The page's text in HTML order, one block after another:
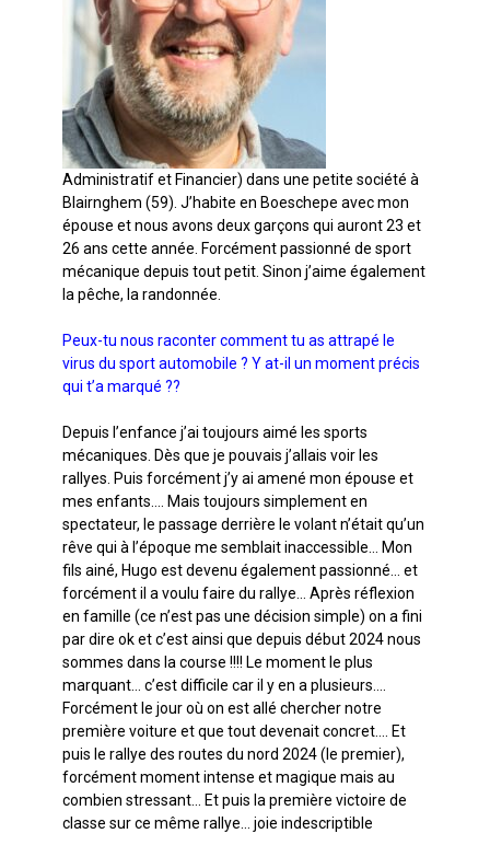
Administratif et Financier) dans une petite société à
Blairnghem (59). J’habite en Boeschepe avec mon
épouse et nous avons deux garçons qui auront 23 et
26 ans cette année. Forcément passionné de sport
mécanique depuis tout petit. Sinon j’aime également
la pêche, la randonnée.
Peux-tu nous raconter comment tu as attrapé le
virus du sport automobile ? Y at-il un moment précis
qui t’a marqué ??
Depuis l’enfance j’ai toujours aimé les sports
mécaniques. Dès que je pouvais j’allais voir les
rallyes. Puis forcément j’y ai amené mon épouse et
mes enfants…. Mais toujours simplement en
spectateur, le passage derrière le volant n’était qu’un
rêve qui à l’époque me semblait inaccessible… Mon
fils ainé, Hugo est devenu également passionné… et
forcément il a voulu faire du rallye… Après réflexion
en famille (ce n’est pas une décision simple) on a fini
par dire ok et c’est ainsi que depuis début 2024 nous
sommes dans la course !!!! Le moment le plus
marquant… c’est difficile car il y en a plusieurs….
Forcément le jour où on est allé chercher notre
première voiture et que tout devenait concret…. Et
puis le rallye des routes du nord 2024 (le premier),
forcément moment intense et magique mais au
combien stressant… Et puis la première victoire de
classe sur ce même rallye… joie indescriptible